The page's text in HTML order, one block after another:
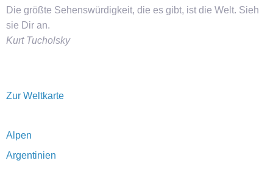
Die größte Sehenswürdigkeit, die es gibt, ist die Welt. Sieh
sie Dir an.
Kurt Tucholsky
Zur Weltkarte
Alpen
Argentinien